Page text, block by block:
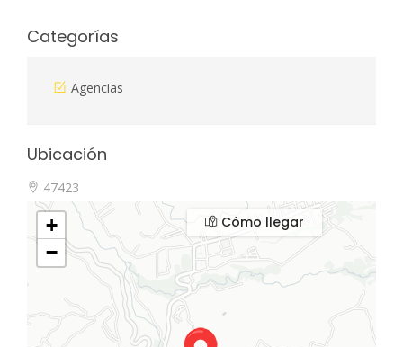
Categorías
Agencias
Ubicación
47423
+
−
Cómo llegar